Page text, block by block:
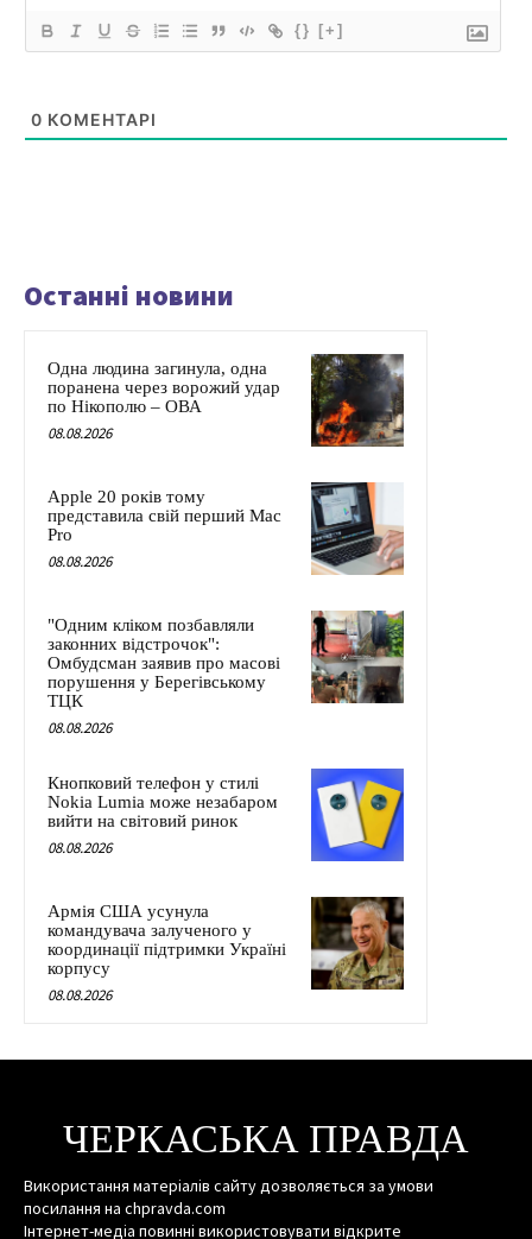
{} [+]
0 КОМЕНТАРІ
Останні новини
Одна людина загинула, одна
поранена через ворожий удар
по Нікополю – ОВА
08.08.2026
Apple 20 років тому
представила свій перший Mac
Pro
08.08.2026
"Одним кліком позбавляли
законних відстрочок":
Омбудсман заявив про масові
порушення у Берегівському
ТЦК
08.08.2026
Кнопковий телефон у стилі
Nokia Lumia може незабаром
вийти на світовий ринок
08.08.2026
Армія США усунула
командувача залученого у
координації підтримки Україні
корпусу
08.08.2026
ЧЕРКАСЬКА ПРАВДА
Використання матеріалів сайту дозволяється за умови
посилання на chpravda.com
Інтернет-медіа повинні використовувати відкрите